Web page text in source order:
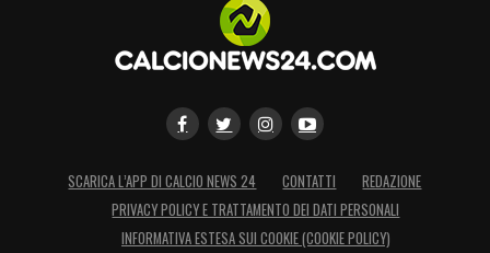
SCARICA L’APP DI CALCIO NEWS 24 CONTATTI
REDAZIONE
PRIVACY POLICY E TRATTAMENTO DEI DATI PERSONALI
INFORMATIVA ESTESA SUI COOKIE (COOKIE POLICY)